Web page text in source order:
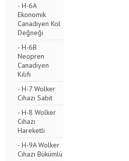
- H-6A
Ekonomik
Canadiyen Kol
Değneği
- H-6B
Neopren
Canadiyen
Kılıfı
- H-7 Wolker
Cihazı Sabit
- H-8 Wolker
Cihazı
Hareketli
- H-9A Wolker
Cihazı Bükümlü